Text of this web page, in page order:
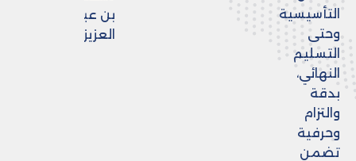
التأسيسية
وحتى
التسليم
النهائي،
بدقة
والتزام
وحرفية
تضمن
بن عبد
العزيز